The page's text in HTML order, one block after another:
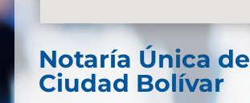
Notaría Única de
Ciudad Bolívar